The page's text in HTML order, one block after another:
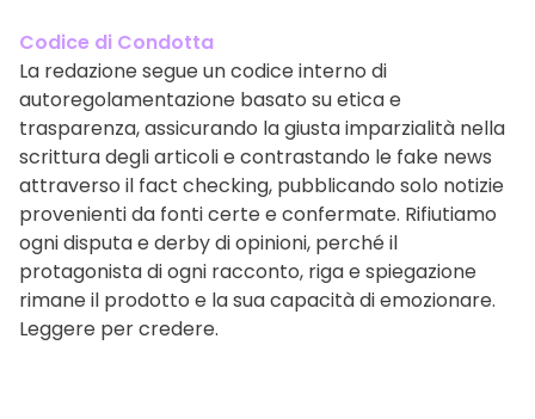
Codice di Condotta
La redazione segue un codice interno di
autoregolamentazione basato su etica e
trasparenza, assicurando la giusta imparzialità nella
scrittura degli articoli e contrastando le fake news
attraverso il fact checking, pubblicando solo notizie
provenienti da fonti certe e confermate. Rifiutiamo
ogni disputa e derby di opinioni, perché il
protagonista di ogni racconto, riga e spiegazione
rimane il prodotto e la sua capacità di emozionare.
Leggere per credere.